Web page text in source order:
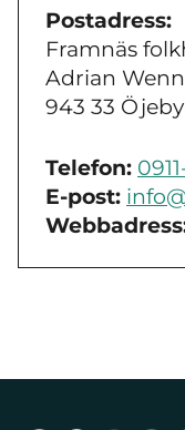
Postadress:
Framnäs
Adrian
943 33
Telefon:
E-post: